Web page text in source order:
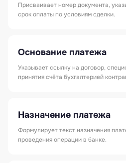
Присваивает номер документа,
срок оплаты по условиям сделки.
Основание платежа
Указывает ссылку на договор,
принятия счёта бухгалтерией
Назначение платежа
Формулирует текст назначения
проведения операции в банке.